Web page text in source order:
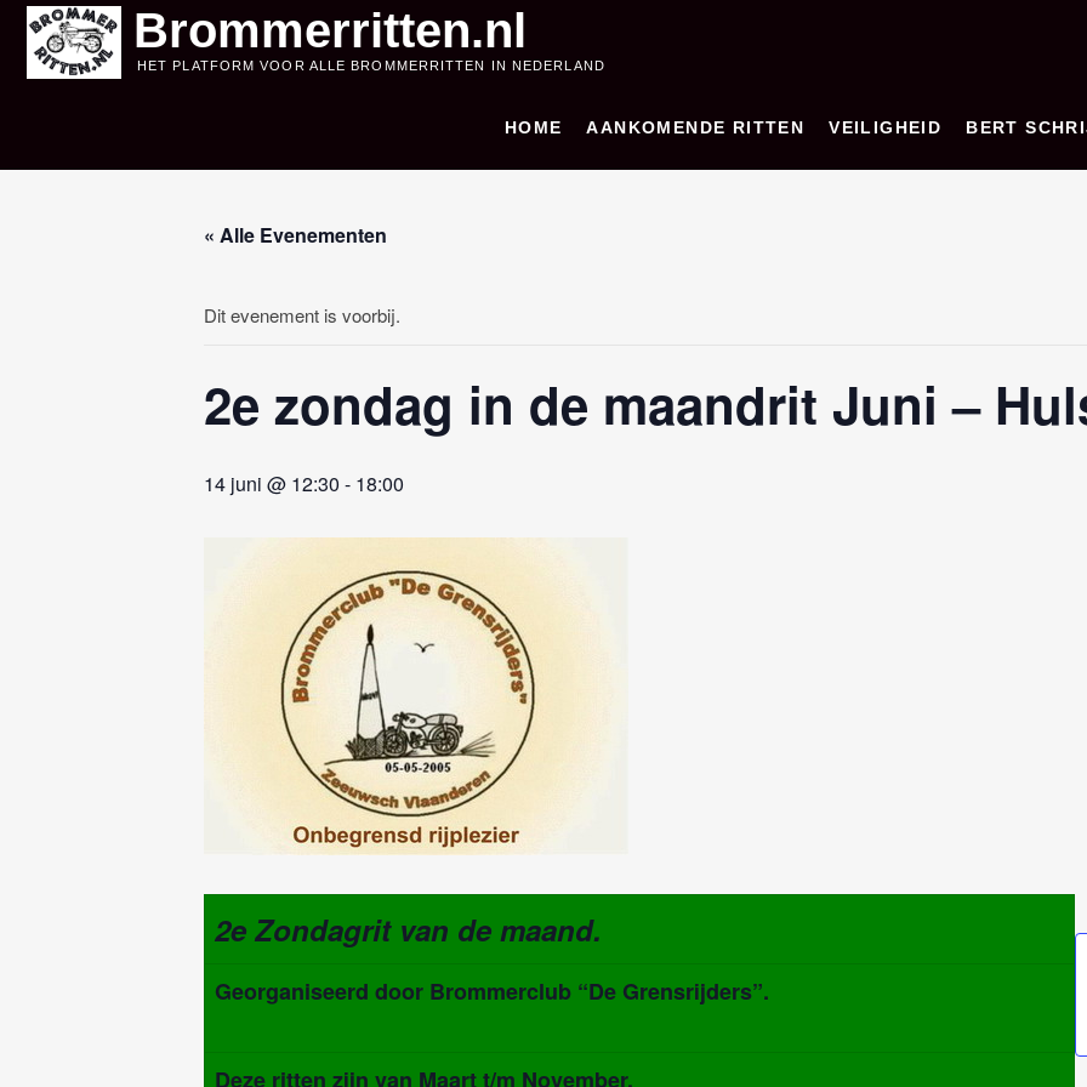
Skip
content
Brommerritten.nl
HET PLATFORM VOOR ALLE BROMMERRITTEN IN NEDERLAND
HOME AANKOMENDE RITTEN VEILIGHEID BERT
« Alle Evenementen
Dit evenement is voorbij.
2e zondag in de maandrit Juni –
14 juni @ 12:30 - 18:00
2e Zondagrit van de maand.
Georganiseerd door Brommerclub “De Grensrijders”.
Deze ritten zijn van Maart t/m November.